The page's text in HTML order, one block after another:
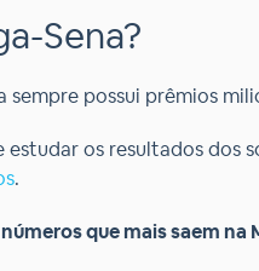
Sena?
sempre possui prêmios
os resultados
.
números que mais saem na